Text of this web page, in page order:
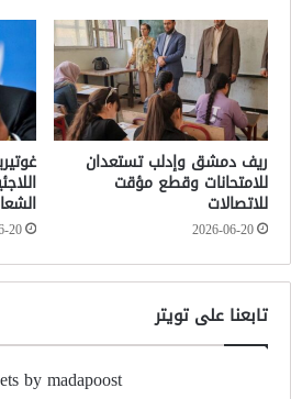
ريف دمشق وإدلب تستعدان
للامتحانات وقطع مؤقت
للاتصالات
2026-06-20
20
تابعنا على تويتر
by madapoost